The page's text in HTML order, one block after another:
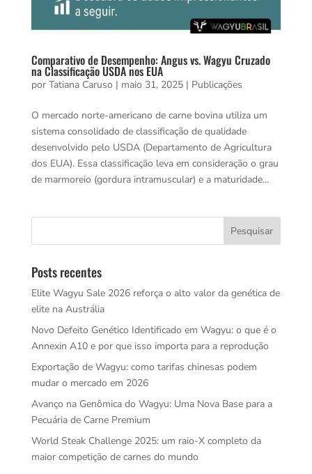
Comparativo de Desempenho: Angus vs. Wagyu Cruzado
na Classificação USDA nos EUA
por Tatiana Caruso | maio 31, 2025| Publicações
O mercado norte-americano de carne bovina utiliza um
sistema consolidado de classificação de qualidade
desenvolvido pelo USDA (Departamento de Agricultura
dos EUA). Essa classificação leva em consideração o grau
de marmoreio (gordura intramuscular) e a maturidade...
Posts recentes
Elite Wagyu Sale 2026 reforça o alto valor da genética de
elite na Austrália
Novo Defeito Genético Identificado em Wagyu: o que é o
Annexin A10 e por que isso importa para a reprodução
Exportação de Wagyu: como tarifas chinesas podem
mudar o mercado em 2026
Avanço na Genômica do Wagyu: Uma Nova Base para a
Pecuária de Carne Premium
World Steak Challenge 2025: um raio-X completo da
maior competição de carnes do mundo